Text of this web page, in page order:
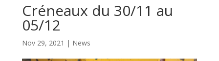
Créneaux du 30/11 au
05/12
Nov 29, 2021 | News